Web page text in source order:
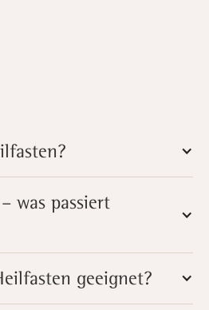
was passiert
geeignet?